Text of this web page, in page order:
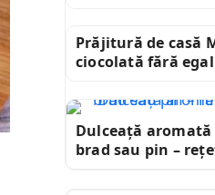
Prăjitură de casă
ciocolată fără
Dulceață
brad sau pin –